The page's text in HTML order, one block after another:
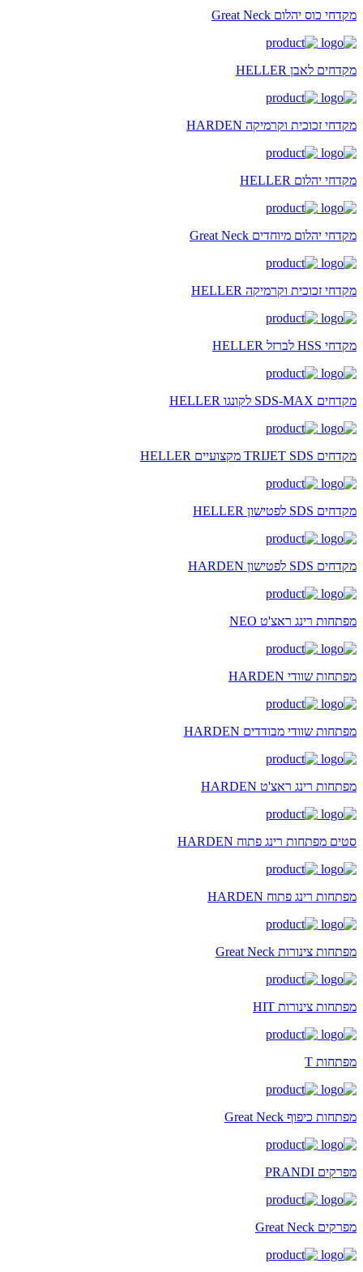
מקדחי כוס יהלום Great Neck
מקדחים לאבן HELLER
מקדחי זכוכית וקרמיקה HARDEN
מקדחי יהלום HELLER
מקדחי יהלום מיוחדים Great Neck
מקדחי זכוכית וקרמיקה HELLER
מקדחי HSS לברזל HELLER
מקדחים SDS-MAX לקונגו HELLER
מקדחים TRIJET SDS מקצועיים HELLER
מקדחים SDS לפטישון HELLER
מקדחים SDS לפטישון HARDEN
מפתחות רינג ראצ'ט NEO
מפתחות שוודי HARDEN
מפתחות שוודי מבודדים HARDEN
מפתחות רינג ראצ'ט HARDEN
סטים מפתחות רינג פתוח HARDEN
מפתחות רינג פתוח HARDEN
מפתחות צינורות Great Neck
מפתחות צינורות HIT
מפתחות T
מפתחות כיפוף Great Neck
מפרקים PRANDI
מפרקים Great Neck